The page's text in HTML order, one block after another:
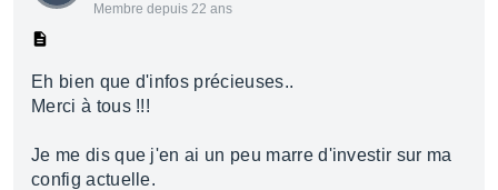
Membre depuis 22 ans
Eh bien que d'infos précieuses..
Merci à tous !!!
Je me dis que j'en ai un peu marre d'investir sur ma
config actuelle.